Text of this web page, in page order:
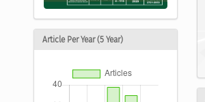
Article Per Year (5 Year)